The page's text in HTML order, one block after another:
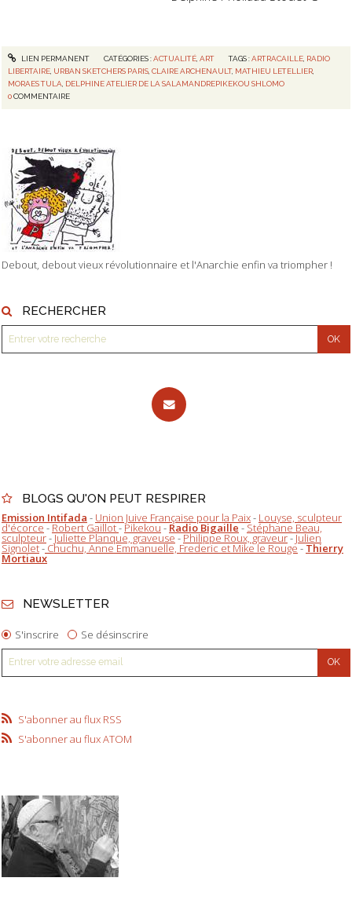
Debout, debout vieux révolutionnaire et l'Anarchie enfin va triompher !
RECHERCHER
BLOGS QU'ON PEUT RESPIRER
Emission Intifada - Union Juive Française pour la Paix- Louyse, sculpteur
d'écorce-Robert Gaillot-Pikekou-Radio Bigaille-Stéphane Beau,
sculpteur-Juliette Planque, graveuse-Philippe Roux, graveur-Julien
Signolet-Chuchu, Anne Emmanuelle, Frederic et Mike le Rouge-Thierry
Mortiaux
NEWSLETTER
S'inscrire Se désinscrire
S'abonner au flux RSS
S'abonner au flux ATOM
LIEN PERMANENT CATÉGORIES :ACTUALITÉ, ART TAGS :ARTRACAILLE RADIO
LIBERTAIRE URBAN SKETCHERS PARIS ,CLAIRE ARCHENAULT, MATHIEU LETELLIER
MORAES TULA DELPHINE ATELIER DE LA SALAMANDREPIKEKOU SHLOMO
0COMMENTAIRE